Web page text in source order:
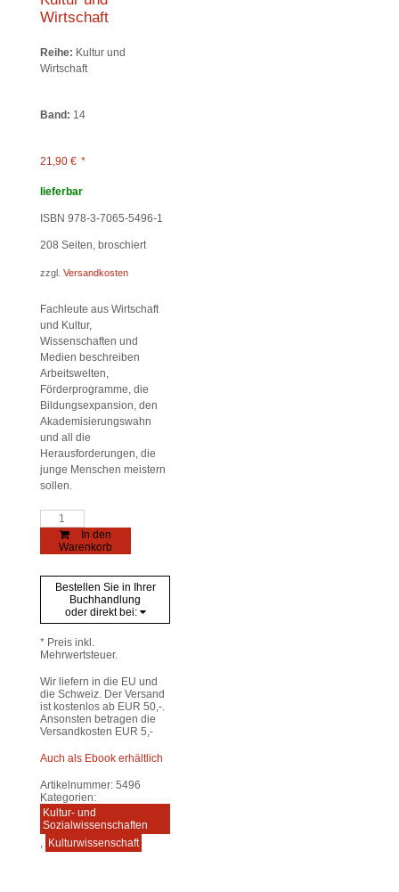
Wirtschaft
Reihe: Kultur und
Wirtschaft
Band: 14
21,90 € *
lieferbar
ISBN 978-3-7065-5496-1
208 Seiten, broschiert
zzgl. Versandkosten
Fachleute aus Wirtschaft
und Kultur,
Wissenschaften und
Medien beschreiben
Arbeitswelten,
Förderprogramme, die
Bildungsexpansion, den
Akademisierungswahn
und all die
Herausforderungen, die
junge Menschen meistern
sollen.
Die
Generationen
und
zwischen
Kultur
Wirtschaft
Menge
In den
Warenkorb
Bestellen Sie in Ihrer
Buchhandlung
oder direkt bei:
* Preis inkl.
Mehrwertsteuer.
Wir liefern in die EU und
die Schweiz. Der Versand
ist kostenlos ab EUR 50,-.
Ansonsten betragen die
Versandkosten EUR 5,-
Auch als Ebook erhältlich
Artikelnummer: 5496
Kategorien:
Kultur- und
Sozialwissenschaften
, Kulturwissenschaft